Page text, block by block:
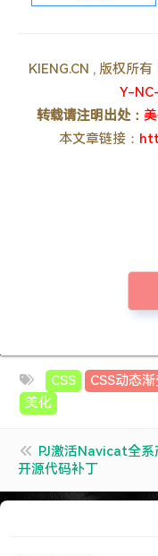
KIENG.CN , 版权所
Y-
转载请注明出处：
本文章链接：
CSS CSS动态
美化
PJ激活Navicat全系
开源代码补丁